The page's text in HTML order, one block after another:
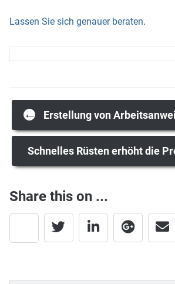
Lassen Sie sich genauer beraten.
Post
navigation
← Erstellung von
Schnelles Rüsten erhöht die
Share this on ...